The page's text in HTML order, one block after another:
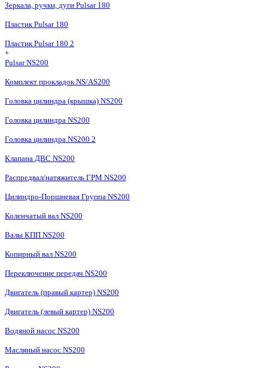
Зеркала, ручки, дуги Pulsar 180
Пластик Pulsar 180
Пластик Pulsar 180 2
+
Pulsar NS200
Комплект прокладок NS/AS200
Головка цилиндра (крышка) NS200
Головка цилиндра NS200
Головка цилиндра NS200 2
Клапана ДВС NS200
Распредвал/натяжитель ГРМ NS200
Цилиндро-Поршневая Группа NS200
Коленчатый вал NS200
Валы КПП NS200
Копирный вал NS200
Переключение передач NS200
Двигатель (правый картер) NS200
Двигатель (левый картер) NS200
Водяной насос NS200
Масляный насос NS200